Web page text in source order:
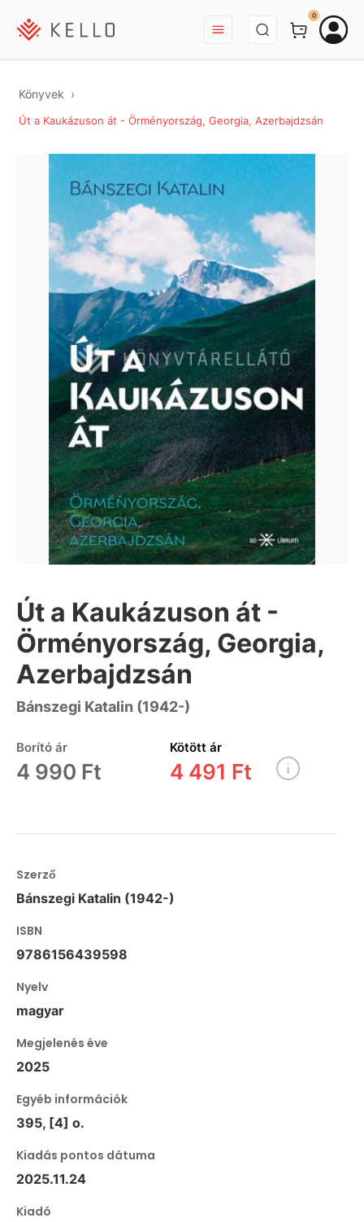
BEJELENTKEZÉS
0
Könyvek
Út a Kaukázuson át - Örményország, Georgia, Azerbajdzsán
Út a Kaukázuson át -
Örményország, Georgia,
Azerbajdzsán
Bánszegi Katalin (1942-)
Borító ár
4 990 Ft
Kötött ár
4 491 Ft
Szerző
Bánszegi Katalin (1942-)
ISBN
9786156439598
Nyelv
magyar
Megjelenés éve
2025
Egyéb információk
395, [4] o.
Kiadás pontos dátuma
2025.11.24
Kiadó